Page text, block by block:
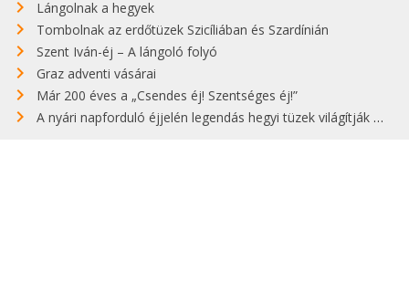
Lángolnak a hegyek
Tombolnak az erdőtüzek Szicíliában és Szardínián
Szent Iván-éj – A lángoló folyó
Graz adventi vásárai
Már 200 éves a „Csendes éj! Szentséges éj!”
A nyári napforduló éjjelén legendás hegyi tüzek világítják meg Zugspitzét